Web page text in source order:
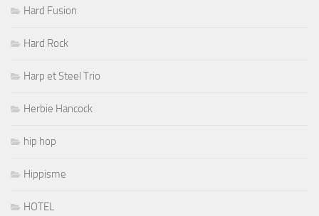
Hard Fusion
Hard Rock
Harp et Steel Trio
Herbie Hancock
hip hop
Hippisme
HOTEL